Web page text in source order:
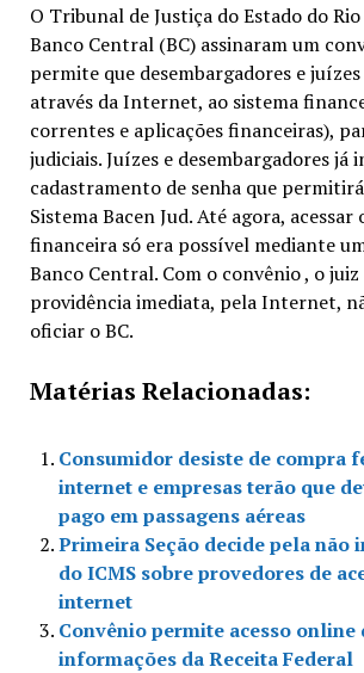
O Tribunal de Justiça do Estado do
Banco Central (BC) assinaram um
permite que desembargadores e
através da Internet, ao sistema
correntes e aplicações financeiras),
judiciais. Juízes e desembargadores já
cadastramento de senha que
Sistema Bacen Jud. Até agora, acessar
financeira só era possível mediante
Banco Central. Com o convênio , o
providência imediata, pela Internet,
oficiar o BC.
Matérias Relacionadas:
Consumidor desiste de compra
internet e empresas terão que
pago em passagens aéreas
Primeira Seção decide pela não
do ICMS sobre provedores de
internet
Convênio permite acesso online
informações da Receita Federal